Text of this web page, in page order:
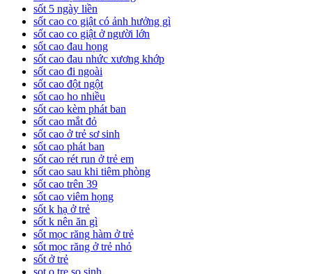
sốt 5 ngày liền
sốt cao co giật có ảnh hưởng gì
sốt cao co giật ở người lớn
sốt cao đau họng
sốt cao đau nhức xương khớp
sốt cao đi ngoài
sốt cao đột ngột
sốt cao ho nhiều
sốt cao kèm phát ban
sốt cao mắt đỏ
sốt cao ở trẻ sơ sinh
sốt cao phát ban
sốt cao rét run ở trẻ em
sốt cao sau khi tiêm phòng
sốt cao trên 39
sốt cao viêm họng
sốt k hạ ở trẻ
sốt k nên ăn gì
sốt mọc răng hàm ở trẻ
sốt mọc răng ở trẻ nhỏ
sốt ở trẻ